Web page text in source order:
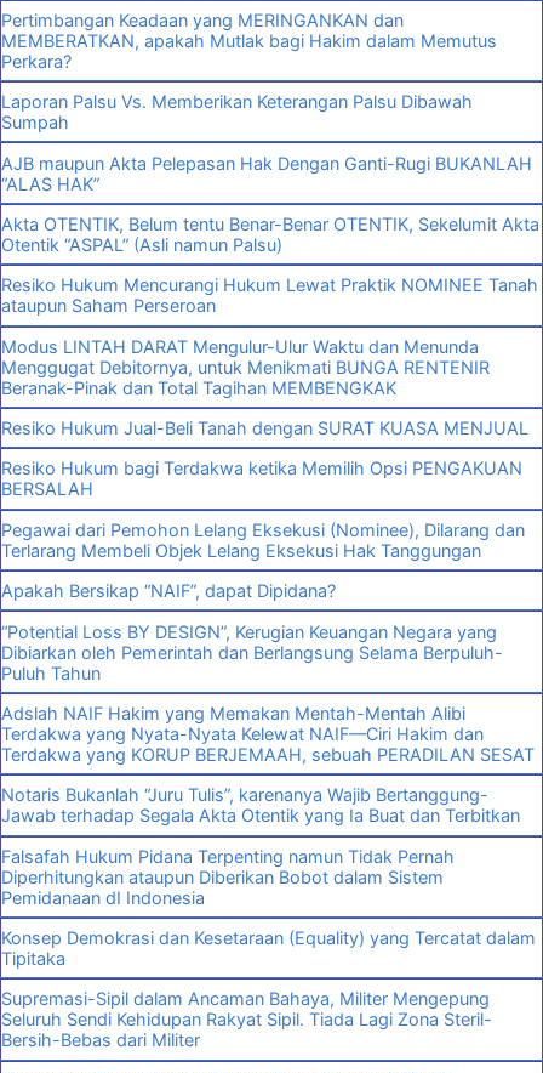
Pertimbangan Keadaan yang MERINGANKAN dan
MEMBERATKAN, apakah Mutlak bagi Hakim dalam Memutus
Perkara?
Laporan Palsu Vs. Memberikan Keterangan Palsu Dibawah
Sumpah
AJB maupun Akta Pelepasan Hak Dengan Ganti-Rugi BUKANLAH
“ALAS HAK”
Akta OTENTIK, Belum tentu Benar-Benar OTENTIK, Sekelumit Akta
Otentik “ASPAL” (Asli namun Palsu)
Resiko Hukum Mencurangi Hukum Lewat Praktik NOMINEE Tanah
ataupun Saham Perseroan
Modus LINTAH DARAT Mengulur-Ulur Waktu dan Menunda
Menggugat Debitornya, untuk Menikmati BUNGA RENTENIR
Beranak-Pinak dan Total Tagihan MEMBENGKAK
Resiko Hukum Jual-Beli Tanah dengan SURAT KUASA MENJUAL
Resiko Hukum bagi Terdakwa ketika Memilih Opsi PENGAKUAN
BERSALAH
Pegawai dari Pemohon Lelang Eksekusi (Nominee), Dilarang dan
Terlarang Membeli Objek Lelang Eksekusi Hak Tanggungan
Apakah Bersikap “NAIF”, dapat Dipidana?
“Potential Loss BY DESIGN”, Kerugian Keuangan Negara yang
Dibiarkan oleh Pemerintah dan Berlangsung Selama Berpuluh-
Puluh Tahun
Adslah NAIF Hakim yang Memakan Mentah-Mentah Alibi
Terdakwa yang Nyata-Nyata Kelewat NAIF—Ciri Hakim dan
Terdakwa yang KORUP BERJEMAAH, sebuah PERADILAN SESAT
Notaris Bukanlah “Juru Tulis”, karenanya Wajib Bertanggung-
Jawab terhadap Segala Akta Otentik yang Ia Buat dan Terbitkan
Falsafah Hukum Pidana Terpenting namun Tidak Pernah
Diperhitungkan ataupun Diberikan Bobot dalam Sistem
Pemidanaan dI Indonesia
Konsep Demokrasi dan Kesetaraan (Equality) yang Tercatat dalam
Tipitaka
Supremasi-Sipil dalam Ancaman Bahaya, Militer Mengepung
Seluruh Sendi Kehidupan Rakyat Sipil. Tiada Lagi Zona Steril-
Bersih-Bebas dari Militer